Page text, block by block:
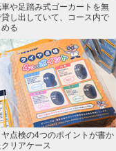
車や足踏み式ゴーカートを無
し出していて、コース内で
る
ヤ点検の4つのポイントが書か
リアケース